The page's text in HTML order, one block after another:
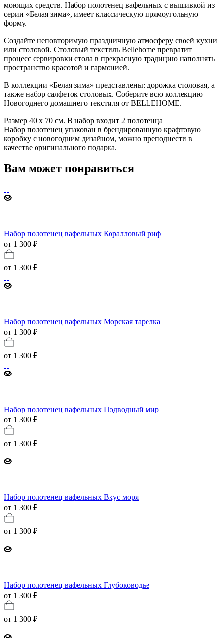
моющих средств. Набор полотенец вафельных с вышивкой из
серии «Белая зима», имеет классическую прямоугольную
форму.
Создайте неповторимую праздничную атмосферу своей кухни
или столовой. Столовый текстиль Bellehome превратит
процесс сервировки стола в прекрасную традицию наполнять
пространство красотой и гармонией.
В коллекции «Белая зима» представлены: дорожка столовая, а
также набор салфеток столовых. Соберите всю коллекцию
Новогоднего домашнего текстиля от BELLEHOME.
Размер 40 х 70 см. В набор входит 2 полотенца
Набор полотенец упакован в брендированную крафтовую
коробку с новогодним дизайном, можно преподнести в
качестве оригинального подарка.
Вам может понравиться
Набор полотенец вафельных Коралловый риф
от 1 300 ₽
от 1 300 ₽
Набор полотенец вафельных Морская тарелка
от 1 300 ₽
от 1 300 ₽
Набор полотенец вафельных Подводный мир
от 1 300 ₽
от 1 300 ₽
Набор полотенец вафельных Вкус моря
от 1 300 ₽
от 1 300 ₽
Набор полотенец вафельных Глубоководье
от 1 300 ₽
от 1 300 ₽